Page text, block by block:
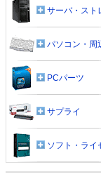
サーバ・スト
パソコン・周
PCパーツ
サプライ
ソフト・ライ